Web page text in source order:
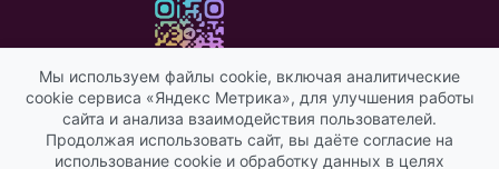
ВКонтакте
Яндекс ИКС
Мы используем файлы cookie, включая аналитические
cookie сервиса «Яндекс Метрика», для улучшения работы
сайта и анализа взаимодействия пользователей.
Продолжая использовать сайт, вы даёте согласие на
использование cookie и обработку данных в целях